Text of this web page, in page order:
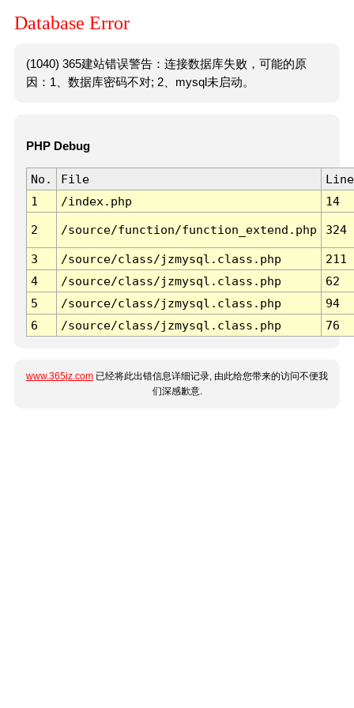
Database Error
(1040) 365建站错误警告：连接数据库失败，可能的原
因：1、数据库密码不对; 2、mysql未启动。
PHP Debug
No. File
Line
1
/index.php 14
2 /source/function/function_extend.php 324
3 /source/class/jzmysql.class.php
211
4
/source/class/jzmysql.class.php
62
5
/source/class/jzmysql.class.php
94
6
/source/class/jzmysql.class.php 76
www.365jz.com 已经将此出错信息详细记录, 由此给您带来的访问不便我
们深感歉意.